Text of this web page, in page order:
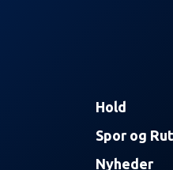
Hold
Spor og
Nyheder